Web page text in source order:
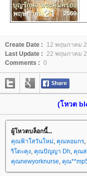
Create Date :
12 พฤษภาคม
Last Update : 22 พฤษภาคม
Comments : 0
(โหวต
ผู้โหวตบล็อกนี้...
คุณฟ้าใสวันใหม่, คุณหอมกร,
ริโตะคุง, คุณปัญญา Dh, คุณส
คุณnewyorknurse, คุณ